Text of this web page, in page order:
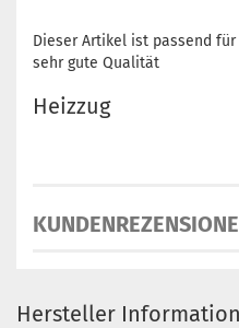
Dieser Artikel ist passend für
sehr gute Qualität
Heizzug
Hersteller